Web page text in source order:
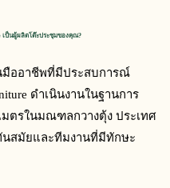
เป็นผู้ผลิตโต๊ะประชุมของคุณ?
มืออาชีพที่มีประสบการณ์
ดำเนินงานในฐานการ
ตรในมณฑลกวางตุ้ง ประเทศ
นสมัยและทีมงานที่มีทักษะ